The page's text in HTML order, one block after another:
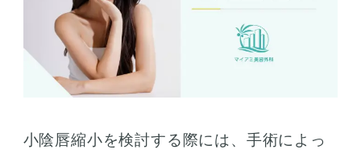
小陰唇縮小を検討する際には、手術によっ